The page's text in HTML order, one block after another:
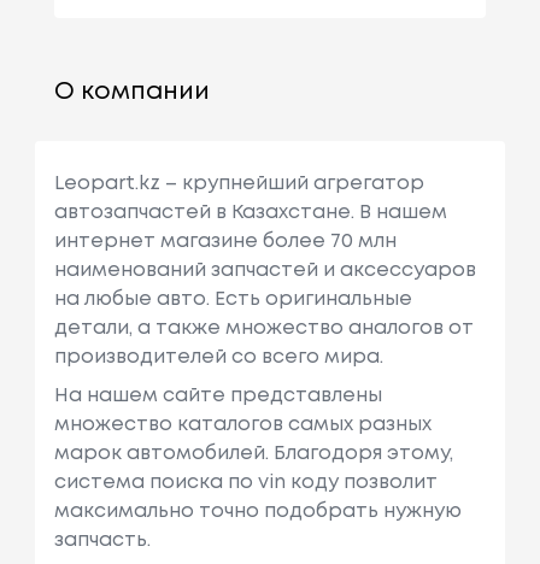
О компании
Leopart.kz – крупнейший агрегатор
автозапчастей в Казахстане. В нашем
интернет магазине более 70 млн
наименований запчастей и аксессуаров
на любые авто. Есть оригинальные
детали, а также множество аналогов от
производителей со всего мира.
На нашем сайте представлены
множество каталогов самых разных
марок автомобилей. Благодоря этому,
система поиска по vin коду позволит
максимально точно подобрать нужную
запчасть.